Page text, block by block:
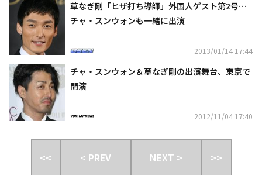
草なぎ剛「ヒザ打ち導師」外国人ゲスト第2号…
チャ・スンウォンも一緒に出演
2013/01/14 17:44
チャ・スンウォン＆草なぎ剛の出演舞台、東京で
開演
2012/11/04 17:40
<< < PREV NEXT > >>